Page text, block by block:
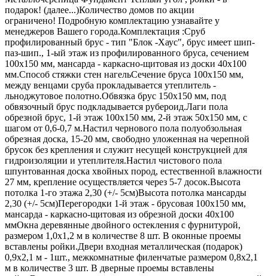
подарок! (далее...)Количество домов по акции
ограничено! Подробную комплектацию узнавайте у
менеджеров Вашего города.Комплектация :Сруб
профилированный брус - тип "Блок -Хаус", брус имеет шип-
паз-шип., 1-ый этаж из профилированного бруса, сечением
100х150 мм, мансарда - каркасно-щитовая из доски 40х100
мм.Способ стяжки стен нагельСечение бруса 100х150 мм,
между венцами сруба прокладывается утеплитель -
льноджутовое полотно.Обвязка брус 150х150 мм, под
обвязочный брус подкладывается рубероид.Лаги пола
обрезной брус, 1-й этаж 100х150 мм, 2-й этаж 50x150 мм, с
шагом от 0,6-0,7 м.Настил чернового пола полуобзольная
обрезная доска, 15-20 мм, свободно уложенная на черепной
брусок без крепления и служит несущей конструкцией для
гидроизоляции и утеплителя.Настил чистового пола
шпунтованная доска хвойных пород, естественной влажности
27 мм, крепление осуществляется через 5-7 досок.Высота
потолка 1-го этажа 2,30 (+/- 5см)Высота потолка мансарды
2,30 (+/- 5см)Перегородки 1-й этаж - брусовая 100х150 мм,
мансарда - каркасно-щитовая из обрезной доски 40х100
ммОкна деревянные двойного остекления с фурнитурой,
размером 1,0х1,2 м в количестве 8 шт. В оконные проемы
вставлены ройки.Двери входная металлическая (подарок)
0,9х2,1 м - 1шт., межкомнатные филенчатые размером 0,8x2,1
м в количестве 3 шт. В дверные проемы вставлены